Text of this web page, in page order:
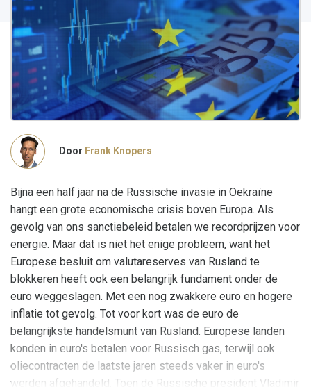
Door Frank Knopers
Bijna een half jaar na de Russische invasie in Oekraïne
hangt een grote economische crisis boven Europa. Als
gevolg van ons sanctiebeleid betalen we recordprijzen voor
energie. Maar dat is niet het enige probleem, want het
Europese besluit om valutareserves van Rusland te
blokkeren heeft ook een belangrijk fundament onder de
euro weggeslagen. Met een nog zwakkere euro en hogere
inflatie tot gevolg. Tot voor kort was de euro de
belangrijkste handelsmunt van Rusland. Europese landen
konden in euro's betalen voor Russisch gas, terwijl ook
oliecontracten de laatste jaren steeds vaker in euro's
werden afgehandeld. Toen de Russische president Vladimir